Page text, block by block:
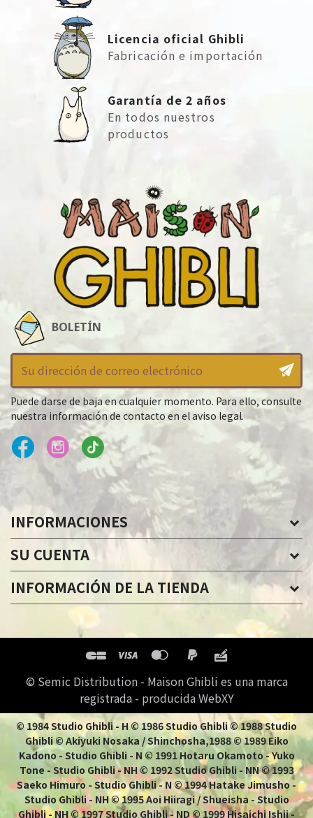
Licencia oficial Ghibli
Fabricación e importación
Garantía de 2 años
En todos nuestros
productos
BOLETÍN
Puede darse de baja en cualquier momento. Para ello, consulte
nuestra información de contacto en el aviso legal.
INFORMACIONES
SU CUENTA
INFORMACIÓN DE LA TIENDA
© Semic Distribution - Maison Ghibli es una marca
registrada - producida WebXY
© 1984 Studio Ghibli - H © 1986 Studio Ghibli © 1988 Studio
Ghibli © Akiyuki Nosaka / Shinchosha,1988 © 1989 Eiko
Kadono - Studio Ghibli - N © 1991 Hotaru Okamoto - Yuko
Tone - Studio Ghibli - NH © 1992 Studio Ghibli - NN © 1993
Saeko Himuro - Studio Ghibli - N © 1994 Hatake Jimusho -
Studio Ghibli - NH © 1995 Aoi Hiiragi / Shueisha - Studio
Ghibli - NH © 1997 Studio Ghibli - ND © 1999 Hisaichi Ishii -